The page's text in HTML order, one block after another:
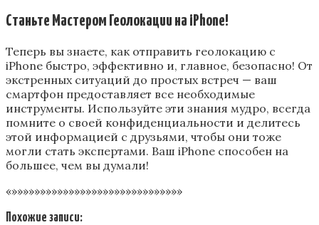
Станьте Мастером Геолокации на iPhone!
Теперь вы знаете, как отправить геолокацию с
iPhone быстро, эффективно и, главное, безопасно! От
экстренных ситуаций до простых встреч — ваш
смартфон предоставляет все необходимые
инструменты. Используйте эти знания мудро, всегда
помните о своей конфиденциальности и делитесь
этой информацией с друзьями, чтобы они тоже
могли стать экспертами. Ваш iPhone способен на
большее, чем вы думали!
«»»»»»»»»»»»»»»»»»»»»»»»»»»»»»»
Похожие записи: